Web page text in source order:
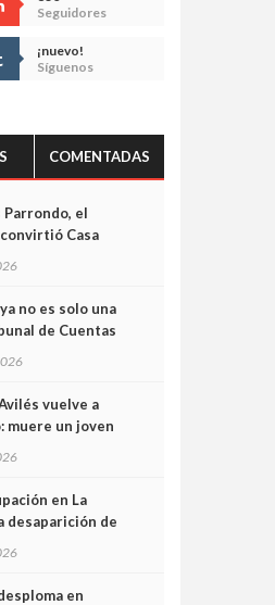
Seguidores
¡nuevo!
Síguenos
COMENTADAS
Parrondo, el
Casa
ya no es solo una
de Cuentas
trenes que no
vuelve a
muere un joven
en La
desaparición de
en